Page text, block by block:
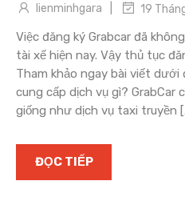
lienminhgara 19
Việc đăng ký Grabcar đã
tài xế hiện nay. Vậy thủ tục
Tham khảo ngay bài viết dưới
cung cấp dịch vụ gì? GrabCar
giống như dịch vụ taxi truyền
ĐỌC TIẾP